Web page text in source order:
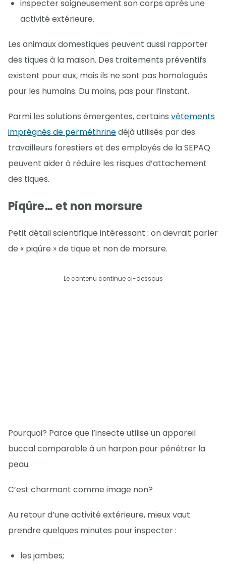
inspecter soigneusement son corps après une
activité extérieure.
Les animaux domestiques peuvent aussi rapporter
des tiques à la maison. Des traitements préventifs
existent pour eux, mais ils ne sont pas homologués
pour les humains. Du moins, pas pour l’instant.
Parmi les solutions émergentes, certains vêtements
imprégnés de perméthrinedéjà utilisés par des
travailleurs forestiers et des employés de la SEPAQ
peuvent aider à réduire les risques d’attachement
des tiques.
Piqûre… et non morsure
Petit détail scientifique intéressant : on devrait parler
de « piqûre » de tique et non de morsure.
Le contenu continue ci-dessous
Pourquoi? Parce que l’insecte utilise un appareil
buccal comparable à un harpon pour pénétrer la
peau.
C’est charmant comme image non?
Au retour d’une activité extérieure, mieux vaut
prendre quelques minutes pour inspecter :
les jambes;